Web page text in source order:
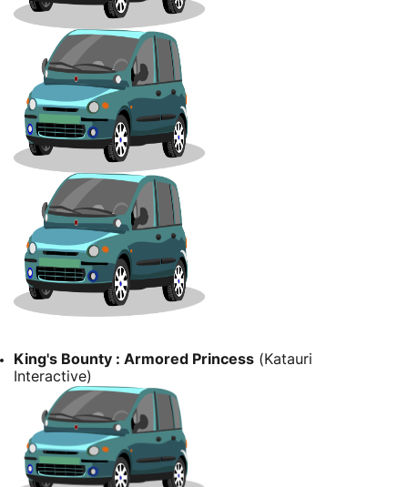
King's Bounty : Armored Princess (Katauri
Interactive)